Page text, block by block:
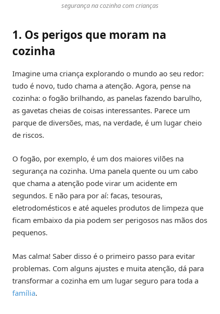
segurança na cozinha com crianças
1. Os perigos que moram na
cozinha
Imagine uma criança explorando o mundo ao seu redor:
tudo é novo, tudo chama a atenção. Agora, pense na
cozinha: o fogão brilhando, as panelas fazendo barulho,
as gavetas cheias de coisas interessantes. Parece um
parque de diversões, mas, na verdade, é um lugar cheio
de riscos.
O fogão, por exemplo, é um dos maiores vilões na
segurança na cozinha. Uma panela quente ou um cabo
que chama a atenção pode virar um acidente em
segundos. E não para por aí: facas, tesouras,
eletrodomésticos e até aqueles produtos de limpeza que
ficam embaixo da pia podem ser perigosos nas mãos dos
pequenos.
Mas calma! Saber disso é o primeiro passo para evitar
problemas. Com alguns ajustes e muita atenção, dá para
transformar a cozinha em um lugar seguro para toda a
família.